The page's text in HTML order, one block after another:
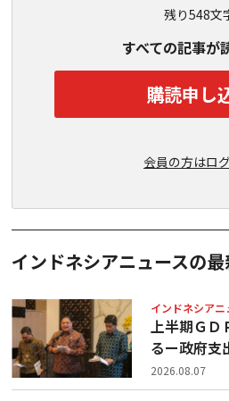
残り548文
すべての記事が
購読申し
会員の方はロ
インドネシアニュースの
インドネシアニ
上半期ＧＤ
るー政府支
2026.08.07